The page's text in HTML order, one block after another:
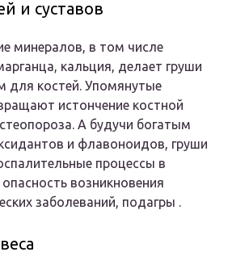
и суставов
минералов, в том числе
кальция, делает груши
для костей. Упомянутые
истончение костной
А будучи богатым
и флавоноидов, груши
процессы в
возникновения
заболеваний, подагры .